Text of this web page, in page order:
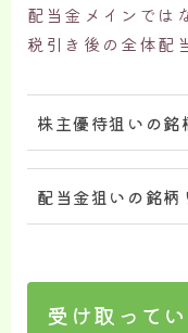
配当金メインでは
税引き後の全体配
株主優待狙いの銘
配当金狙いの銘柄
受け取って